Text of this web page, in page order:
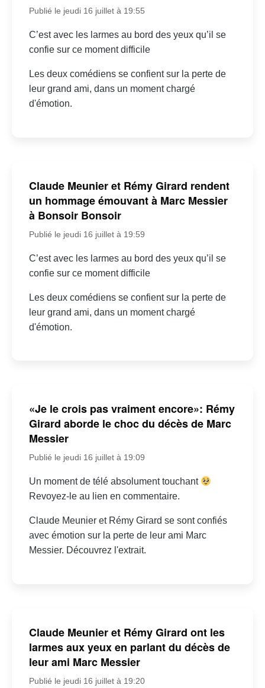
Publié le jeudi 16 juillet à 19:55
C’est avec les larmes au bord des yeux qu’il se
confie sur ce moment difficile
Les deux comédiens se confient sur la perte de
leur grand ami, dans un moment chargé
d'émotion.
Claude Meunier et Rémy Girard rendent
un hommage émouvant à Marc Messier
à Bonsoir Bonsoir
Publié le jeudi 16 juillet à 19:59
C’est avec les larmes au bord des yeux qu’il se
confie sur ce moment difficile
Les deux comédiens se confient sur la perte de
leur grand ami, dans un moment chargé
d'émotion.
«Je le crois pas vraiment encore»: Rémy
Girard aborde le choc du décès de Marc
Messier
Publié le jeudi 16 juillet à 19:09
Un moment de télé absolument touchant
Revoyez-le au lien en commentaire.
Claude Meunier et Rémy Girard se sont confiés
avec émotion sur la perte de leur ami Marc
Messier. Découvrez l'extrait.
Claude Meunier et Rémy Girard ont les
larmes aux yeux en parlant du décès de
leur ami Marc Messier
Publié le jeudi 16 juillet à 19:20